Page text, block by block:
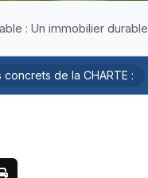
: Un immobilier durable
de la CHARTE :